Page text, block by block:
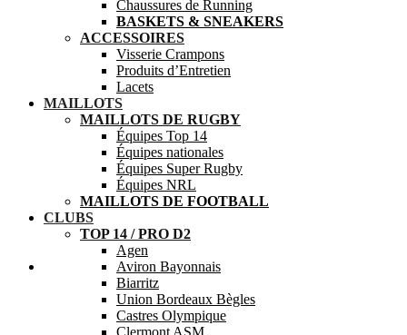
Chaussures de Running
BASKETS & SNEAKERS
ACCESSOIRES
Visserie Crampons
Produits d’Entretien
Lacets
MAILLOTS
MAILLOTS DE RUGBY
Équipes Top 14
Équipes nationales
Équipes Super Rugby
Équipes NRL
MAILLOTS DE FOOTBALL
CLUBS
TOP 14 / PRO D2
Agen
Aviron Bayonnais
Biarritz
Union Bordeaux Bègles
Castres Olympique
Clermont ASM